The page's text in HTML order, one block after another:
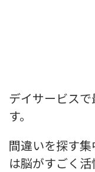
デイサービス
す。
間違いを探す
は脳がすごく活